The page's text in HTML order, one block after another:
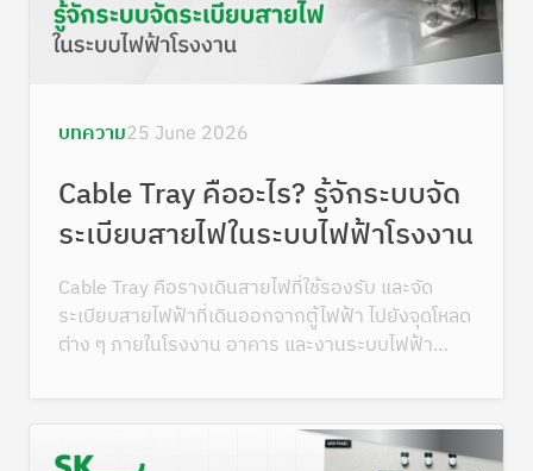
บทความ25 June 2026
Cable Tray คืออะไร? รู้จักระบบจัด
ระเบียบสายไฟในระบบไฟฟ้าโรงงาน
Cable Tray คือรางเดินสายไฟที่ใช้รองรับ และจัด
ระเบียบสายไฟฟ้าที่เดินออกจากตู้ไฟฟ้า ไปยังจุดโหลด
ต่าง ๆ ภายในโรงงาน อาคาร และงานระบบไฟฟ้า